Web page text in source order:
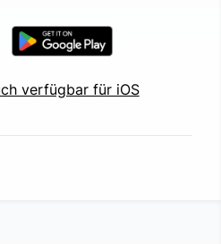
verfügbar für iOS